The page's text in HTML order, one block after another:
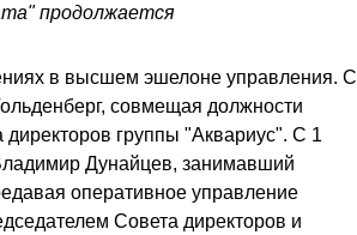
продолжается
в высшем эшелоне управления. С
совмещая должности
директоров группы "Аквариус". С 1
Дунайцев, занимавший
оперативное управление
Совета директоров и